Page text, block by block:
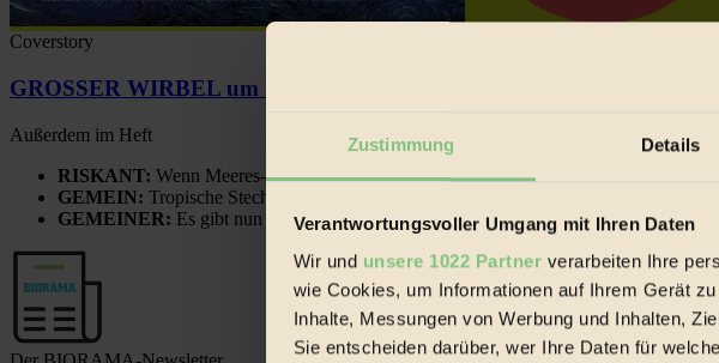
Zustimmung Details
Verantwortungsvoller Umgang mit Ihren Daten
Wir und unsere 1022 Partner verarbeiten Ihre
wie Cookies, um Informationen auf Ihrem Gerät
Inhalte, Messungen von Werbung und Inhalten,
Sie entscheiden darüber, wer Ihre Daten für
Coverstory
GROSSER WIRBEL um Versuche, den Ozean und seine Bewegungen
Außerdem im Heft
RISKANT: Wenn Meeres- und Wildvögel im Freilandhühnerbetrieb vorbeischauen.
GEMEIN: Tropische Stechmücken fühlen sich in Mitteleuropa inziwschen oft zu
GEMEINER: Es gibt nun Weinflaschen, die nach Entleerung voll wieder zu dir